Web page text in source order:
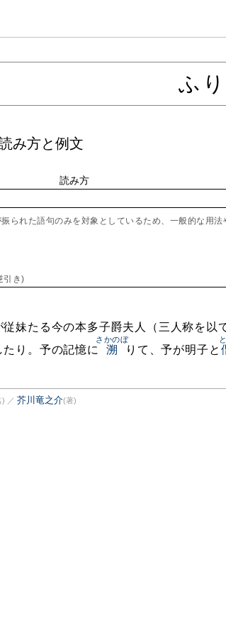
ふ
み方と例文
読み方
られた語句のみを対象としているため、一般的な用法
引き)
妹たる今の本多子爵夫人（三人称を以
たり。予の記憶に 溯
さかのぼ
りて、予が明子と
) ／ 芥川竜之介(著)